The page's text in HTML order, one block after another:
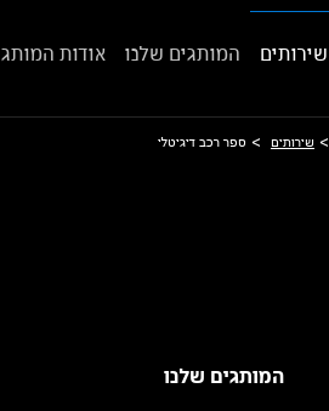
שירותים המותגים שלנו אודות המותג
> שירותים > ספר רכב דיגיטלי
המותגים שלנו